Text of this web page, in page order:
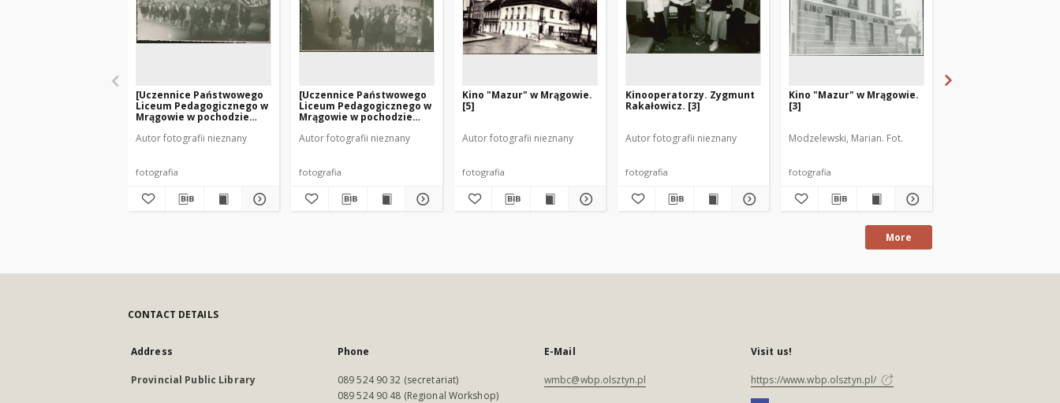
[Uczennice Państwowego
Liceum Pedagogicznego w
Mrągowie w pochodzie
Autor fotografii nieznany
fotografia
[Uczennice Państwowego
Liceum Pedagogicznego w
Mrągowie w pochodzie
Autor fotografii nieznany
fotografia
Kino "Mazur" w Mrągowie.
[5]
Autor fotografii nieznany
fotografia
Kinooperatorzy. Zygmunt
Rakałowicz. [3]
Autor fotografii nieznany
fotografia
Kino "Mazur" w Mrągowie.
[3]
Modzelewski, Marian. Fot.
fotografia
More
CONTACT DETAILS
Address
Provincial Public Library
Phone
089 524 90 32 (secretariat)
089 524 90 48 (Regional Workshop)
E-Mail
wmbc@wbp.olsztyn.pl
Visit us!
https://www.wbp.olsztyn.pl/